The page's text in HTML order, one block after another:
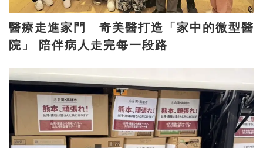
醫療走進家門 奇美醫打造「家中的微型醫
院」 陪伴病人走完每一段路